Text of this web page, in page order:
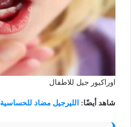
اوراكيور جيل للاطفال
شاهد أيضًا: الليرجيل مضاد للحساسية